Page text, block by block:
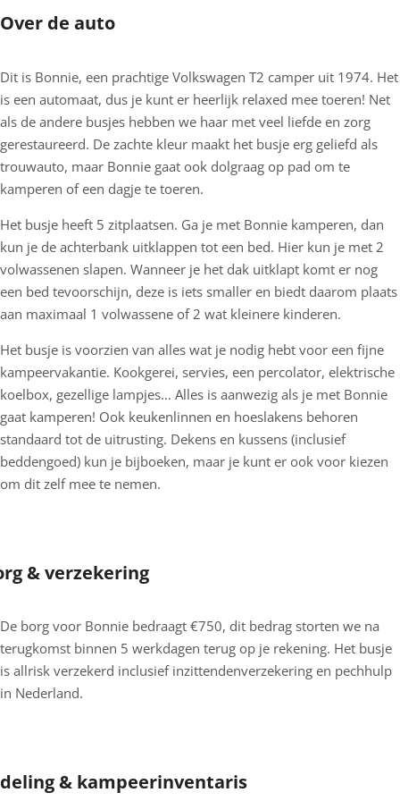
Over de auto
Dit is Bonnie, een prachtige Volkswagen T2 camper uit 1974. Het
is een automaat, dus je kunt er heerlijk relaxed mee toeren! Net
als de andere busjes hebben we haar met veel liefde en zorg
gerestaureerd. De zachte kleur maakt het busje erg geliefd als
trouwauto, maar Bonnie gaat ook dolgraag op pad om te
kamperen of een dagje te toeren.
Het busje heeft 5 zitplaatsen. Ga je met Bonnie kamperen, dan
kun je de achterbank uitklappen tot een bed. Hier kun je met 2
volwassenen slapen. Wanneer je het dak uitklapt komt er nog
een bed tevoorschijn, deze is iets smaller en biedt daarom plaats
aan maximaal 1 volwassene of 2 wat kleinere kinderen.
Het busje is voorzien van alles wat je nodig hebt voor een fijne
kampeervakantie. Kookgerei, servies, een percolator, elektrische
koelbox, gezellige lampjes… Alles is aanwezig als je met Bonnie
gaat kamperen! Ook keukenlinnen en hoeslakens behoren
standaard tot de uitrusting. Dekens en kussens (inclusief
beddengoed) kun je bijboeken, maar je kunt er ook voor kiezen
om dit zelf mee te nemen.
& verzekering
De borg voor Bonnie bedraagt €750, dit bedrag storten we na
terugkomst binnen 5 werkdagen terug op je rekening. Het busje
is allrisk verzekerd inclusief inzittendenverzekering en pechhulp
in Nederland.
& kampeerinventaris